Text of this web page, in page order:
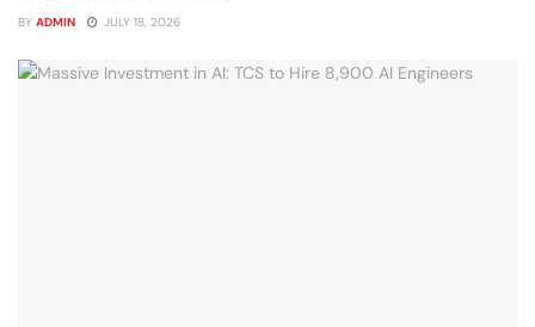
BY ADMIN JULY 18, 2026